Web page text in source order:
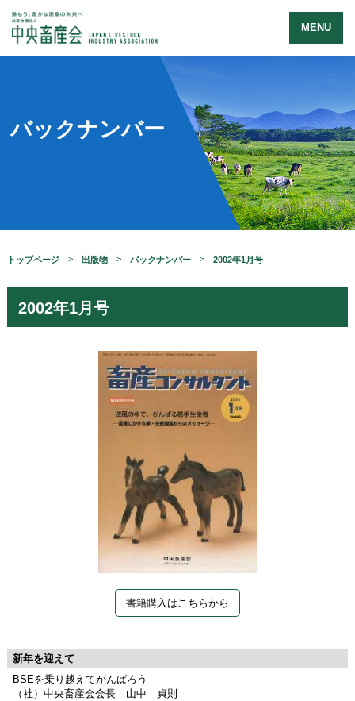
MENU
バックナンバー
トップページ 出版物 バックナンバー 2002年1月号
2002年1月号
書籍購入はこちらから
新年を迎えて
BSEを乗り越えてがんばろう
（社）中央畜産会会長 山中 貞則